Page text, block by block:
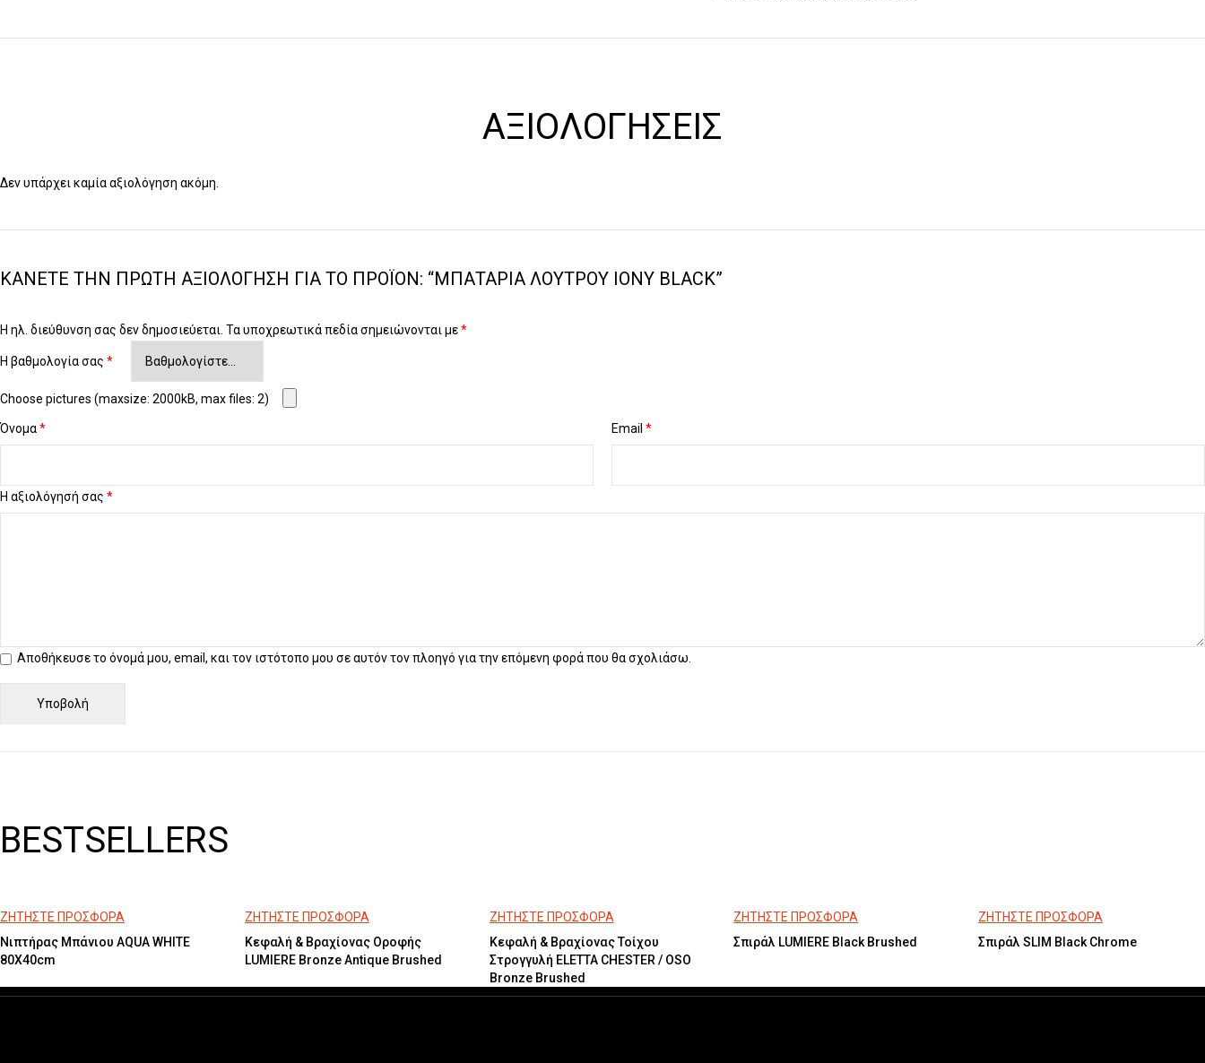
ΑΞΙΟΛΟΓΉΣΕΙΣ
Δεν υπάρχει καμία αξιολόγηση ακόμη.
ΚΆΝΕΤΕ ΤΗΝ ΠΡΏΤΗ ΑΞΙΟΛΌΓΗΣΗ ΓΙΑ ΤΟ ΠΡΟΪΌΝ: “ΜΠΑΤΑΡΊΑ ΛΟΥΤΡΟΎ IONY BLACK”
Η ηλ. διεύθυνση σας δεν δημοσιεύεται. Τα υποχρεωτικά πεδία σημειώνονται με*
Η βαθμολογία σας *
Η αξιολόγησή σας *
Choose pictures (maxsize: 2000kB, max files: 2)
Όνομα* Email *
Αποθήκευσε το όνομά μου, email, και τον ιστότοπο μου σε αυτόν τον πλοηγό για την επόμενη φορά που θα σχολιάσω.
BESTSELLERS
ΖΗΤΗΣΤΕ ΠΡΟΣΦΟΡΑ
Νιπτήρας Μπάνιου AQUA WHITE
80X40cm
ΖΗΤΗΣΤΕ ΠΡΟΣΦΟΡΑ
Κεφαλή & Βραχίονας Οροφής
LUMIERE Bronze Antique Brushed
ΖΗΤΗΣΤΕ ΠΡΟΣΦΟΡΑ
Κεφαλή & Βραχίονας Τοίχου
Στρογγυλή ELETTA CHESTER / OSO
Bronze Brushed
ΖΗΤΗΣΤΕ ΠΡΟΣΦΟΡΑ
Σπιράλ LUMIERE Black Brushed
ΖΗΤΗΣΤΕ ΠΡΟΣΦΟΡΑ
Σπιράλ SLIM Black Chrome